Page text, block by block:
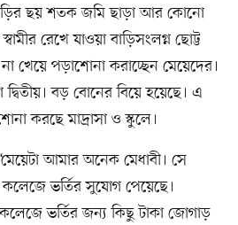
ছয় শতক জমি ছাড়া আর কোনো
রেখে যাওয়া বাড়িসংলগ্ন ছোট্ট
খেয়ে পড়াশোনা করাচ্ছেন মেয়েদের।
বড় বোনের বিয়ে হয়েছে। এ
করছে মাদ্রাসা ও স্কুলে।
আমার অনেক মেধাবী। সে
ভর্তির সুযোগ পেয়েছে।
ভর্তির জন্য কিছু টাকা জোগাড়